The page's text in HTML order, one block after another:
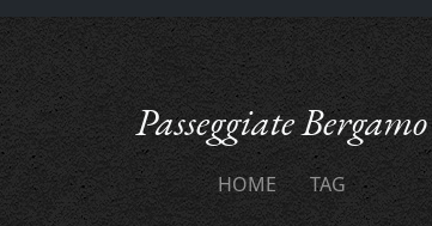
Passeggiate Bergamo
HOME TAG